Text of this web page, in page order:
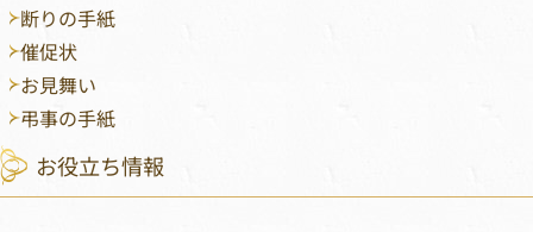
断りの手紙
催促状
お見舞い
弔事の手紙
お役立ち情報